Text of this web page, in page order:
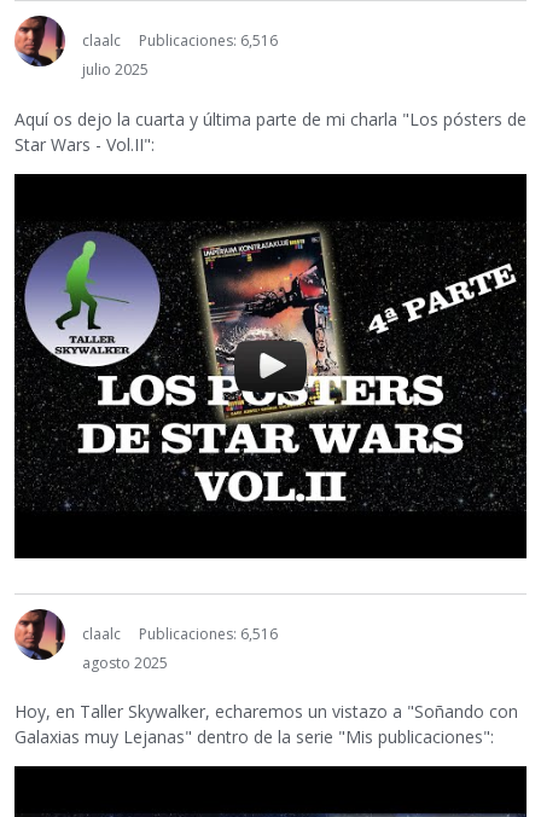
claalc
Publicaciones: 6,516
julio 2025
Aquí os dejo la cuarta y última parte de mi charla "Los pósters de
Star Wars - Vol.II":
claalc
Publicaciones: 6,516
agosto 2025
Hoy, en Taller Skywalker, echaremos un vistazo a "Soñando con
Galaxias muy Lejanas" dentro de la serie "Mis publicaciones":